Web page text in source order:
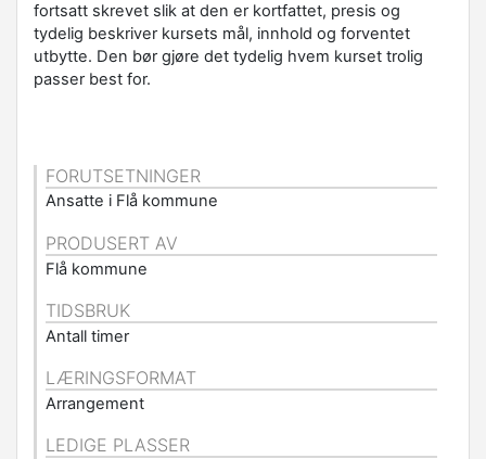
fortsatt skrevet slik at den er kortfattet, presis og
tydelig beskriver kursets mål, innhold og forventet
utbytte. Den bør gjøre det tydelig hvem kurset trolig
passer best for.
FORUTSETNINGER
Ansatte i Flå kommune
PRODUSERT AV
Flå kommune
TIDSBRUK
Antall timer
LÆRINGSFORMAT
Arrangement
LEDIGE PLASSER